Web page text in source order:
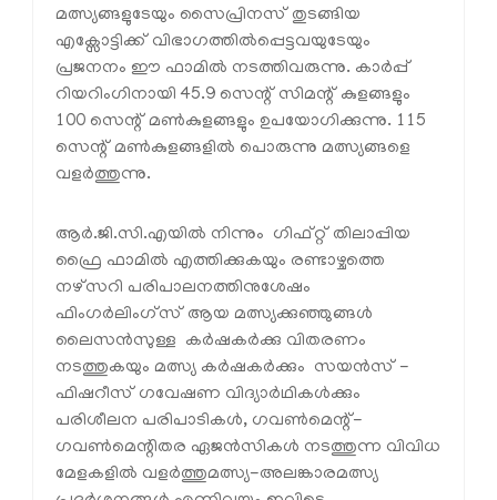
മത്സ്യങ്ങളുടേയും സൈപ്രിനസ് തുടങ്ങിയ
എക്സോട്ടിക്ക് വിഭാഗത്തില്‍പ്പെട്ടവയുടേയും
പ്രജനനം ഈ ഫാമില്‍ നടത്തിവരുന്നു. കാര്‍പ്പ്
റിയറിംഗിനായി 45.9 സെന്റ് സിമന്റ് കുളങ്ങളും
100 സെന്റ് മണ്‍കുളങ്ങളും ഉപയോഗിക്കുന്നു. 115
സെന്റ് മണ്‍കുളങ്ങളില്‍ പൊരുന്നു മത്സ്യങ്ങളെ
വളര്‍ത്തുന്നു.
ആര്‍.ജി.സി.എയില്‍ നിന്നും ഗിഫ്റ്റ് തിലാപ്പിയ
ഫ്രൈ ഫാമില്‍ എത്തിക്കുകയും രണ്ടാഴ്ചത്തെ
നഴ്സറി പരിപാലനത്തിനുശേഷം
ഫിംഗര്‍ലിംഗ്സ് ആയ മത്സ്യക്കുഞ്ഞുങ്ങള്‍
ലൈസന്‍സുള്ള കര്‍ഷകര്‍ക്കു വിതരണം
നടത്തുകയും മത്സ്യ കര്‍ഷകര്‍ക്കും സയന്‍സ് -
ഫിഷറീസ് ഗവേഷണ വിദ്യാര്‍ഥികള്‍ക്കും
പരിശീലന പരിപാടികള്‍, ഗവണ്‍മെന്റ്-
ഗവണ്‍മെന്റിതര ഏജന്‍സികള്‍ നടത്തുന്ന വിവിധ
മേളകളില്‍ വളര്‍ത്തുമത്സ്യ-അലങ്കാരമത്സ്യ